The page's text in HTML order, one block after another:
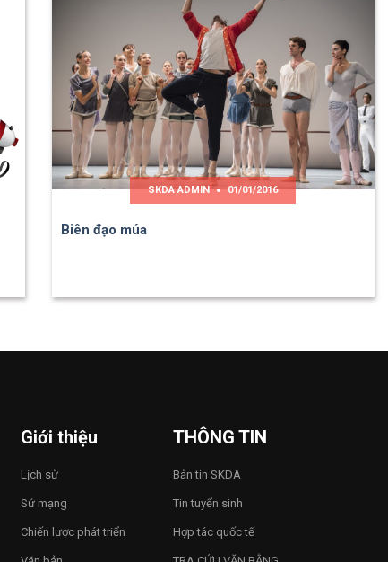
SKDA ADMIN 01/01/2016
Biên đạo múa
Giới thiệu
Lịch sử
Sứ mạng
Chiến lược phát triển
THÔNG TIN
Bản tin SKDA
Tin tuyển sinh
Hợp tác quốc tế